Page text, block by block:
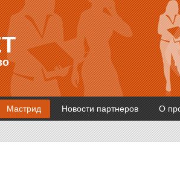
Мастрид Новости партнеров О